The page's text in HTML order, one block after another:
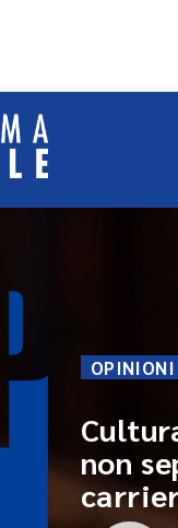
OPINIONI
non